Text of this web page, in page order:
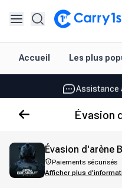
Accueil Les plus
Les meilleures
Assistance
Noté 4,45 sur
Évasion
Évasion d'arène
Paiements sécurisés
Afficher plus